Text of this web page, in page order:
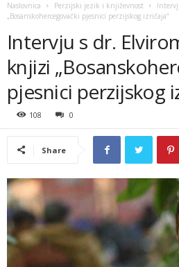
Naslovnica Perzijski jezik i književnost
„Bosanskohercegovački pjesnici perzijskog izričaja“
Intervju s dr.
knjizi
pjesnici perzijskog
108 0
Share